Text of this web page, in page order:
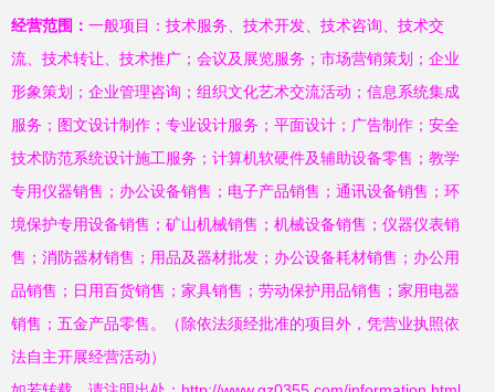
经营范围： 一般项目：技术服务、技术开发、技术咨询、技术交
流、技术转让、技术推广；会议及展览服务；市场营销策划；企业
形象策划；企业管理咨询；组织文化艺术交流活动；信息系统集成
服务；图文设计制作；专业设计服务；平面设计；广告制作；安全
技术防范系统设计施工服务；计算机软硬件及辅助设备零售；教学
专用仪器销售；办公设备销售；电子产品销售；通讯设备销售；环
境保护专用设备销售；矿山机械销售；机械设备销售；仪器仪表销
售；消防器材销售；用品及器材批发；办公设备耗材销售；办公用
品销售；日用百货销售；家具销售；劳动保护用品销售；家用电器
销售；五金产品零售。（除依法须经批准的项目外，凭营业执照依
法自主开展经营活动）